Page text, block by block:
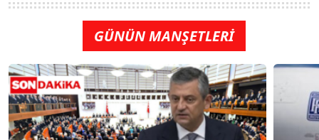
GÜNÜN MANŞETLERİ